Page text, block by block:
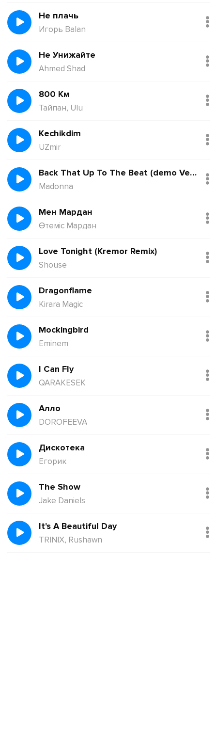
Не плачь
Игорь Balan
Не Унижайте
Ahmed Shad
800 Км
Тайпан, Ulu
Kechikdim
UZmir
Back That Up To The Beat (demo Version)
Madonna
Мен Мардан
Өтеміс Мардан
Love Tonight (Kremor Remix)
Shouse
Dragonflame
Kirara Magic
Mockingbird
Eminem
I Can Fly
QARAKESEK
Алло
DOROFEEVA
Дискотека
Егорик
The Show
Jake Daniels
It's A Beautiful Day
TRINIX, Rushawn